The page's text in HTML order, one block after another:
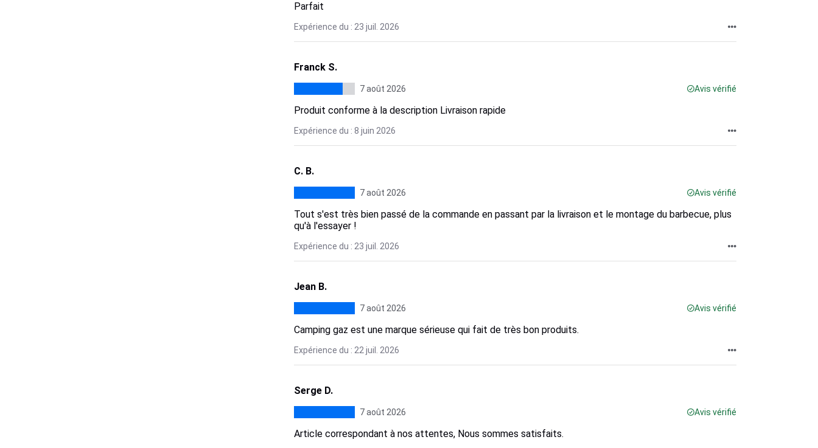
Parfait
Expérience du : 23 juil. 2026
Franck S.
7 août 2026 Avis vérifié
Produit conforme à la description Livraison rapide
Expérience du : 8 juin 2026
C. B.
7 août 2026 Avis vérifié
Tout s'est très bien passé de la commande en passant par la livraison et le montage du barbecue, plus
qu'à l'essayer !
Expérience du : 23 juil. 2026
Jean B.
7 août 2026 Avis vérifié
Camping gaz est une marque sérieuse qui fait de très bon produits.
Expérience du : 22 juil. 2026
Serge D.
7 août 2026 Avis vérifié
Article correspondant à nos attentes, Nous sommes satisfaits.